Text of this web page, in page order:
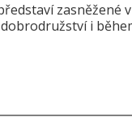
zasněžené
i